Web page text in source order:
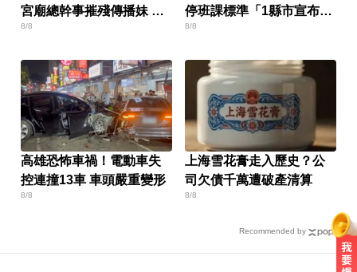
宮廟總幹事摧殘傳播妹 下
場出爐
8/8
停班課標準「1縣市宣布
了」
8/8
高雄恐怖車禍！電動車失
控連撞13車 車頭嚴重變形
8/8
上海雪花膏走入歷史？公
司欠債千萬遭破產清算
8/8
Recommended by